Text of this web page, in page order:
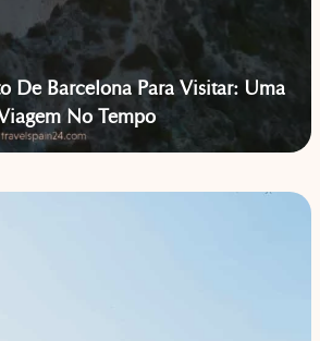
De Barcelona Para Visitar: Uma
No Tempo